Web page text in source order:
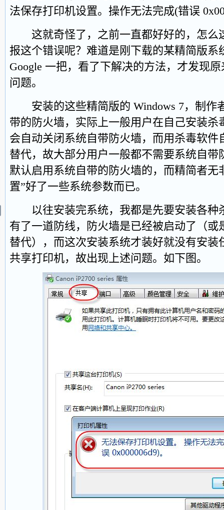
法保存打印机设置。操作无法完成(错误
这就奇怪了，之前一直都好好的，怎么
报这个错误呢？难道是刚下载的某精简版系
Google 一把，看了下解决的方法，才发现
问题。
安装的这些精简版的 Windows 7，制作
带的防火墙，实际上一般用户在自己安装杀
会自动关闭系统自带防火墙，而用杀毒软件
替代，故大部分用户一般都不需要系统自带
默认启用系统自带的防火墙的，而精简者无
置”好了一些系统参数而已。
以往安装完系统，我都是先要安装各种
有了一道防线，防火墙是已经被启动了（或
替代），而这次安装系统才装好就没有安装
共享打印机，故出现上述问题。如下图。